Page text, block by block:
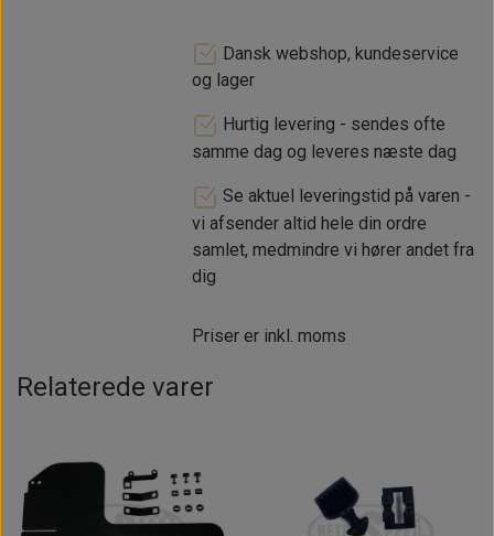
Dansk webshop, kundeservice
og lager
Hurtig levering - sendes ofte
samme dag og leveres næste dag
Se aktuel leveringstid på varen -
vi afsender altid hele din ordre
samlet, medmindre vi hører andet fra
dig
Priser er inkl. moms
Relaterede varer